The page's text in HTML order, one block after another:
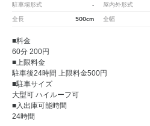
駐車場形式 - 屋内外形式
全長 500cm 全幅
■料金
60分 200円
■上限料金
駐車後24時間 上限料金500円
■駐車サイズ
大型可 ハイルーフ可
■入出庫可能時間
24時間